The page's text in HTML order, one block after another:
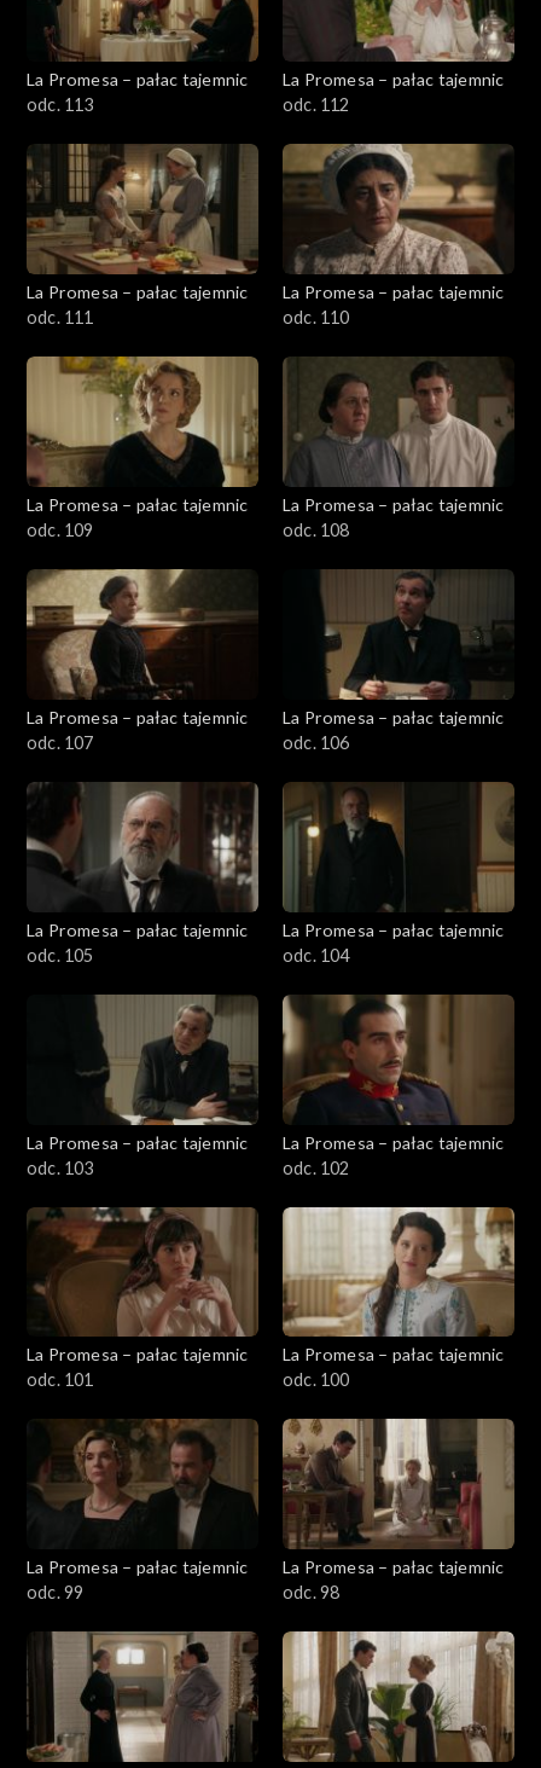
La Promesa – pałac tajemnic
odc. 113
La Promesa – pałac tajemnic
odc. 112
La Promesa – pałac tajemnic
odc. 111
La Promesa – pałac tajemnic
odc. 110
La Promesa – pałac tajemnic
odc. 109
La Promesa – pałac tajemnic
odc. 108
La Promesa – pałac tajemnic
odc. 107
La Promesa – pałac tajemnic
odc. 106
La Promesa – pałac tajemnic
odc. 105
La Promesa – pałac tajemnic
odc. 104
La Promesa – pałac tajemnic
odc. 103
La Promesa – pałac tajemnic
odc. 102
La Promesa – pałac tajemnic
odc. 101
La Promesa – pałac tajemnic
odc. 100
La Promesa – pałac tajemnic
odc. 99
La Promesa – pałac tajemnic
odc. 98